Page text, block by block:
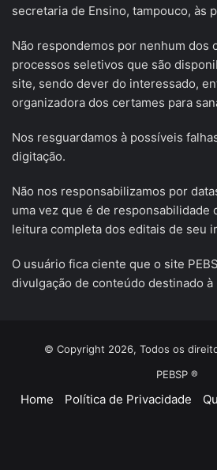
secretaria de Ensino, tampouco, às
Não respondemos por nenhum dos
processos seletivos que são
site, sendo dever do interessado,
organizadora dos certames para
Nos resguardamos à possíveis
digitação.
Não nos responsabilizamos por
uma vez que é de responsabilidade
leitura completa dos editais de seu
O usuário fica ciente que o site
divulgação de conteúdo destinado
© Copyright 2026, Todos os
PEBSP ®
Home Política de Privacidade